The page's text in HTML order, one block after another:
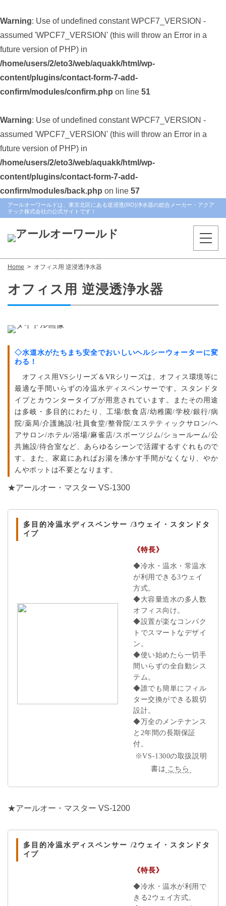
Warning: Use of undefined constant WPCF7_VERSION -
assumed 'WPCF7_VERSION' (this will throw an Error in a
future version of PHP) in
/home/users/2/eto3/web/aquakk/html/wp-
content/plugins/contact-form-7-add-
confirm/modules/confirm.php on line 51
Warning: Use of undefined constant WPCF7_VERSION -
assumed 'WPCF7_VERSION' (this will throw an Error in a
future version of PHP) in
/home/users/2/eto3/web/aquakk/html/wp-
content/plugins/contact-form-7-add-
confirm/modules/back.php on line 57
アールオーワールドは、東京北区にある逆浸透(RO)浄水器の総合メーカー・アクア
テック株式会社の公式サイトです！
Home オフィス用 逆浸透浄水器
オフィス用 逆浸透浄水器
◇水道水がたちまち安全でおいしいヘルシーウォーターに変
わる！
オフィス用VSシリーズ＆VRシリーズは、オフィス環境等に
最適な手間いらずの冷温水ディスペンサーです。スタンドタ
イプとカウンタータイプが用意されています。またその用途
は多岐・多目的にわたり、工場/飲食店/幼稚園/学校/銀行/病
院/薬局/介護施設/社員食堂/整骨院/エステティックサロン/ヘ
アサロン/ホテル/浴場/麻雀店/スポーツジム/ショールーム/公
共施設/待合室など、あらゆるシーンで活躍するすぐれもので
す。また、家庭にあればお湯を沸かす手間がなくなり、やか
んやポットは不要となります。
★アールオー・マスター VS-1300
多目的冷温水ディスペンサー /3ウェイ・スタンドタ
イプ
《特長》
◆冷水・温水・常温水
が利用できる3ウェイ
方式。
◆大容量造水の多人数
オフィス向け。
◆設置が楽なコンパク
トでスマートなデザイ
ン。
◆使い始めたら一切手
間いらずの全自動シス
テム。
◆誰でも簡単にフィル
ター交換ができる親切
設計。
◆万全のメンテナンス
と2年間の長期保証
付。
※VS-1300の取扱説明
書は こちら
★アールオー・マスター VS-1200
多目的冷温水ディスペンサー /2ウェイ・スタンドタ
イプ
《特長》
◆冷水・温水が利用で
きる2ウェイ方式。